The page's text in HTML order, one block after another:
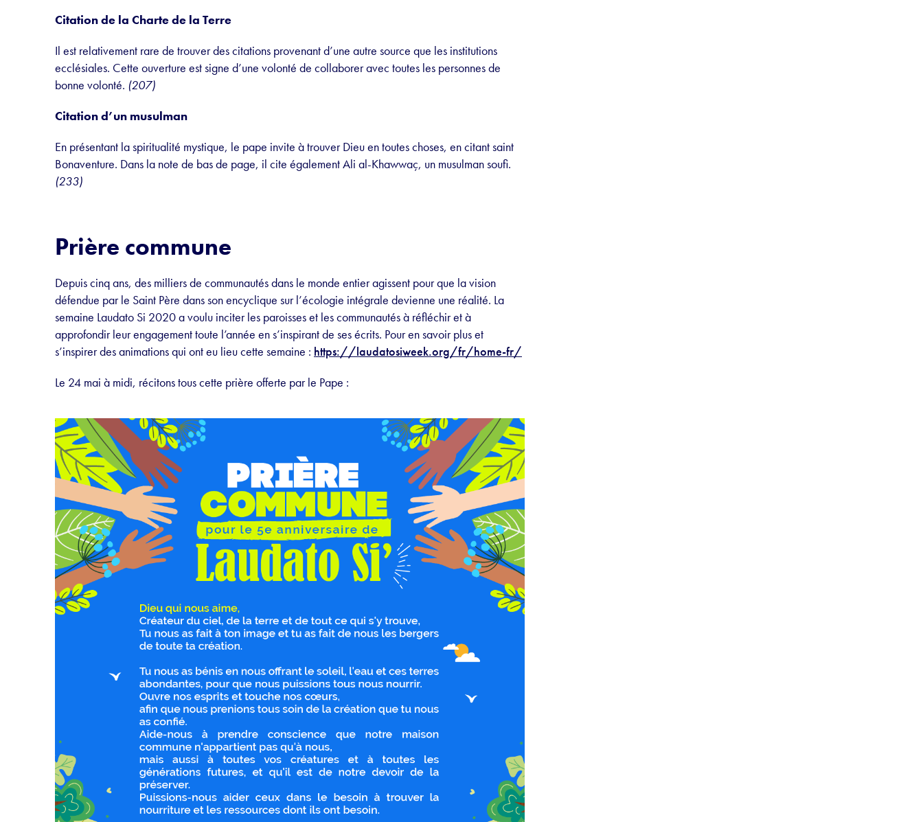
Citation de la Charte de la Terre
Il est relativement rare de trouver des citations provenant d’une autre source que les institutions
ecclésiales. Cette ouverture est signe d’une volonté de collaborer avec toutes les personnes de
bonne volonté. (207)
Citation d’un musulman
En présentant la spiritualité mystique, le pape invite à trouver Dieu en toutes choses, en citant saint
Bonaventure. Dans la note de bas de page, il cite également Ali al-Khawwaç, un musulman soufi.
(233)
Prière commune
Depuis cinq ans, des milliers de communautés dans le monde entier agissent pour que la vision
défendue par le Saint Père dans son encyclique sur l’écologie intégrale devienne une réalité. La
semaine Laudato Si 2020 a voulu inciter les paroisses et les communautés à réfléchir et à
approfondir leur engagement toute l’année en s’inspirant de ses écrits. Pour en savoir plus et
s’inspirer des animations qui ont eu lieu cette semaine : https://laudatosiweek.org/fr/home-fr/
Le 24 mai à midi, récitons tous cette prière offerte par le Pape :